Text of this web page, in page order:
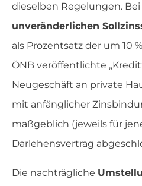
dieselben Regelungen.
unveränderlichen
als Prozentsatz der um 10
ÖNB veröffentlichte
Neugeschäft an private
mit anfänglicher
maßgeblich (jeweils für
Darlehensvertrag
Die nachträgliche